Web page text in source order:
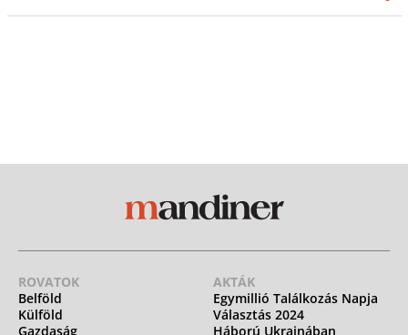
ROVATOK
Belföld
Külföld
Gazdaság
AKTÁK
Egymillió Találkozás Napja
Választás 2024
Háború Ukrajnában